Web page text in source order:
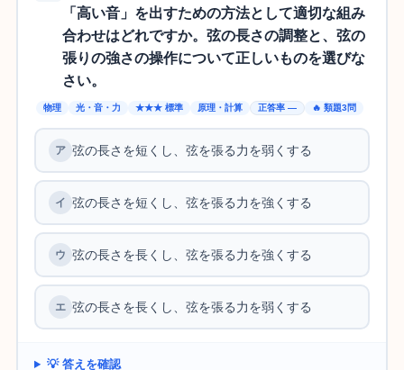
「高い音」を出すための方法として適切な組み
合わせはどれですか。弦の長さの調整と、弦の
張りの強さの操作について正しいものを選びな
さい。
物理 光・音・力 ★★★ 標準 原理・計算 正答率 — 🔥 類題3問
弦の長さを短くし、弦を張る力を弱くする
弦の長さを短くし、弦を張る力を強くする
弦の長さを長くし、弦を張る力を強くする
弦の長さを長くし、弦を張る力を弱くする
💡 答えを確認